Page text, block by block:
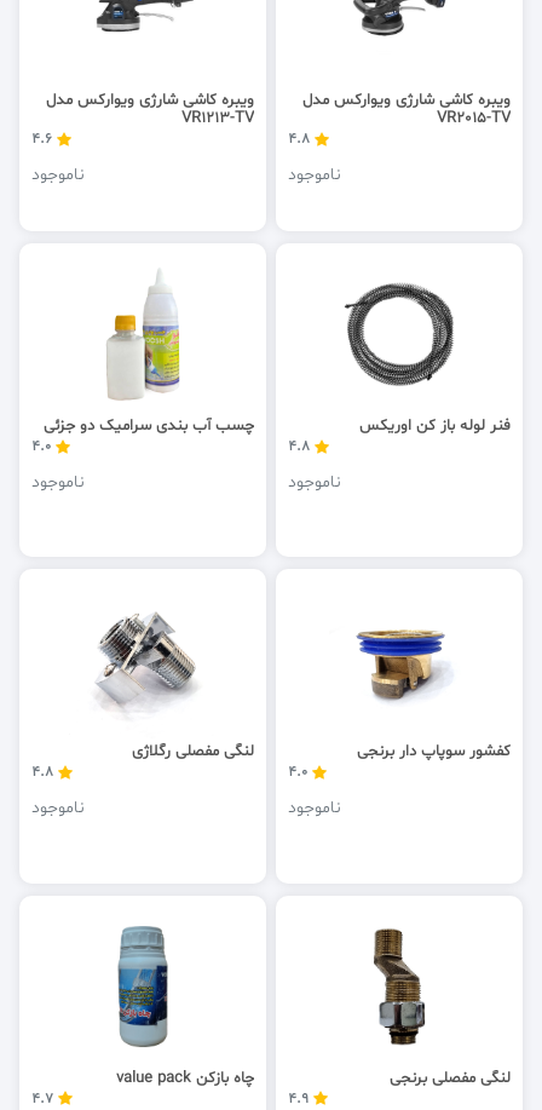
ویبره کاشی شارژی ویوارکس مدل
VR2015-TV
4.8
ناموجود
ویبره کاشی شارژی ویوارکس مدل
VR1213-TV
4.6
ناموجود
فنر لوله باز کن اوریکس
4.8
ناموجود
چسب آب بندی سرامیک دو جزئی
4.0
ناموجود
کفشور سوپاپ دار برنجی
4.0
ناموجود
لنگی مفصلی رگلاژی
4.8
ناموجود
لنگی مفصلی برنجی
4.9
چاه بازکن value pack
4.7